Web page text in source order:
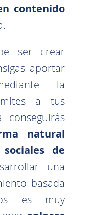
contenido
ser crear
aportar
la
a tus
natural
de
una
basada
es muy